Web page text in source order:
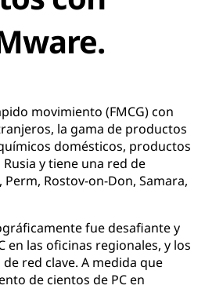
movimiento (FMCG) con
la gama de productos
domésticos, productos
y tiene una red de
Rostov-on-Don, Samara,
fue desafiante y
las oficinas regionales, y los
red clave. A medida que
de cientos de PC en